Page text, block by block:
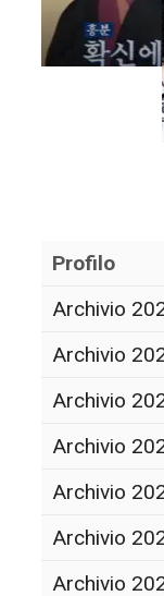
Profilo
Archivio
Archivio
Archivio
Archivio
Archivio
Archivio
Archivio